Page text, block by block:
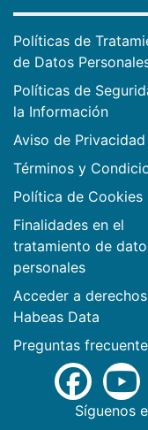
Políticas de
de Datos
Políticas de
la Información
Aviso de Privacidad
Términos y
Política de Cookies
Finalidades en el
tratamiento de
personales
Acceder a derechos
Habeas Data
Preguntas
Síguenos